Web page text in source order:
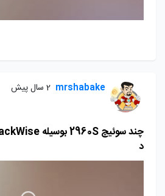
mrshabake 2 سال پیش
د